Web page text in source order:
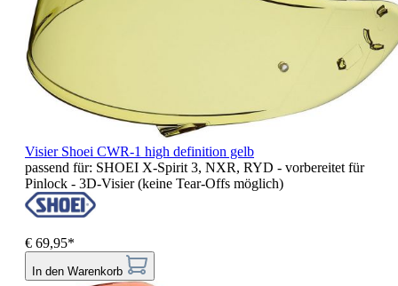
Visier Shoei CWR-1 high definition gelb
passend für: SHOEI X-Spirit 3, NXR, RYD - vorbereitet für
Pinlock - 3D-Visier (keine Tear-Offs möglich)
€ 69,95*
In den Warenkorb